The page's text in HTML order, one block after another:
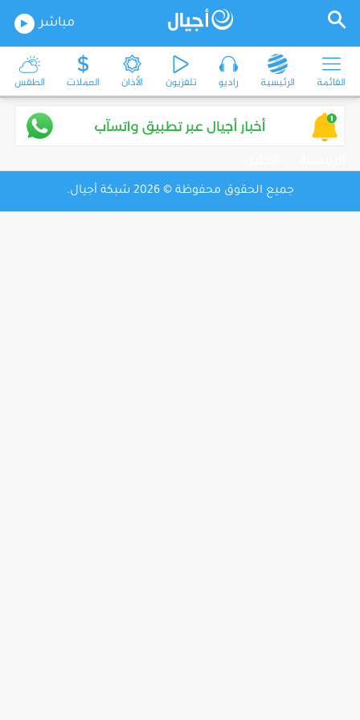
مباشر
القائمة الرئيسية راديو تلفزيون الأذان العملات الطقس
جميع الحقوق محفوظة © 2026 شبكة أجيال.